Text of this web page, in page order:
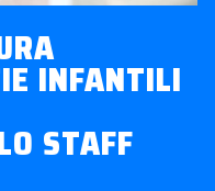
INFANTILI
STAFF